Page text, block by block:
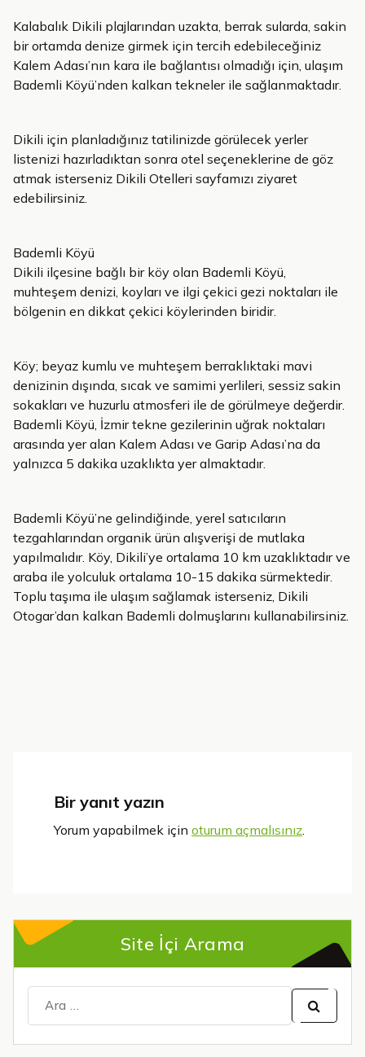
Kalabalık Dikili plajlarından uzakta, berrak sularda, sakin
bir ortamda denize girmek için tercih edebileceğiniz
Kalem Adası’nın kara ile bağlantısı olmadığı için, ulaşım
Bademli Köyü’nden kalkan tekneler ile sağlanmaktadır.
Dikili için planladığınız tatilinizde görülecek yerler
listenizi hazırladıktan sonra otel seçeneklerine de göz
atmak isterseniz Dikili Otelleri sayfamızı ziyaret
edebilirsiniz.
Bademli Köyü
Dikili ilçesine bağlı bir köy olan Bademli Köyü,
muhteşem denizi, koyları ve ilgi çekici gezi noktaları ile
bölgenin en dikkat çekici köylerinden biridir.
Köy; beyaz kumlu ve muhteşem berraklıktaki mavi
denizinin dışında, sıcak ve samimi yerlileri, sessiz sakin
sokakları ve huzurlu atmosferi ile de görülmeye değerdir.
Bademli Köyü, İzmir tekne gezilerinin uğrak noktaları
arasında yer alan Kalem Adası ve Garip Adası’na da
yalnızca 5 dakika uzaklıkta yer almaktadır.
Bademli Köyü’ne gelindiğinde, yerel satıcıların
tezgahlarından organik ürün alışverişi de mutlaka
yapılmalıdır. Köy, Dikili’ye ortalama 10 km uzaklıktadır ve
araba ile yolculuk ortalama 10-15 dakika sürmektedir.
Toplu taşıma ile ulaşım sağlamak isterseniz, Dikili
Otogar’dan kalkan Bademli dolmuşlarını kullanabilirsiniz.
Bir yanıt yazın
Yorum yapabilmek için oturum açmalısınız.
Site İçi Arama
ara: